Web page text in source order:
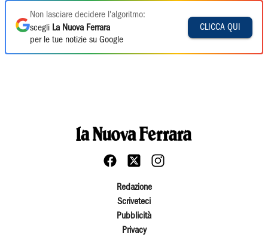
Non lasciare decidere l'algoritmo:
scegli La Nuova Ferrara
per le tue notizie su Google
CLICCA QUI
Redazione
Scriveteci
Pubblicità
Privacy